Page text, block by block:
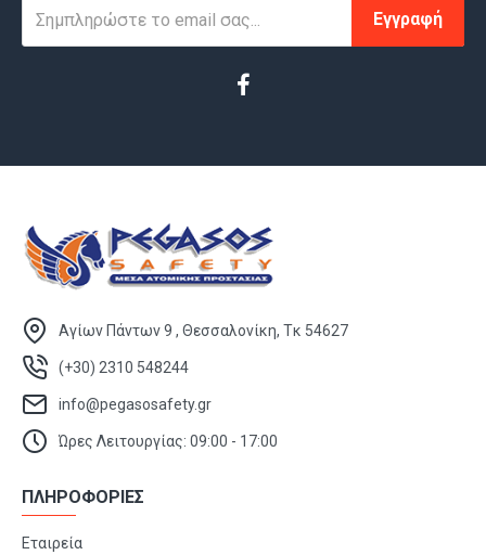
Εγγραφή
Αγίων Πάντων 9 , Θεσσαλονίκη, Τκ 54627
(+30) 2310 548244
info@pegasosafety.gr
Ώρες Λειτουργίας: 09:00 - 17:00
ΠΛΗΡΟΦΟΡΙΕΣ
Εταιρεία